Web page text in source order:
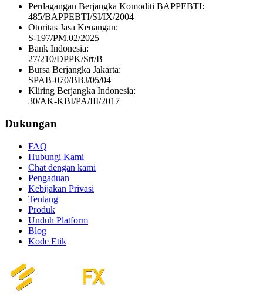
Perdagangan Berjangka Komoditi BAPPEBTI:
485/BAPPEBTI/SI/IX/2004
Otoritas Jasa Keuangan:
S-197/PM.02/2025
Bank Indonesia:
27/210/DPPK/Srt/B
Bursa Berjangka Jakarta:
SPAB-070/BBJ/05/04
Kliring Berjangka Indonesia:
30/AK-KBI/PA/III/2017
Dukungan
FAQ
Hubungi Kami
Chat dengan kami
Pengaduan
Kebijakan Privasi
Tentang
Produk
Unduh Platform
Blog
Kode Etik